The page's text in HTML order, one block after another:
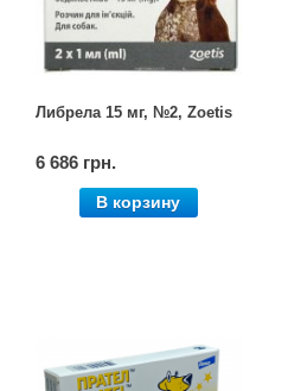
Либрела 15 мг, №2, Zoetis
6 686 грн.
В корзину